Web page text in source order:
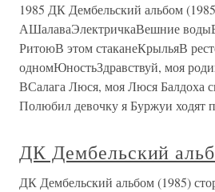
1985 ДК Дембельский альбом
АШалаваЭлектричкаВешние
РитоюВ этом стаканеКрыльяВ
одномЮностьЗдравствуй, моя
ВСалага Люся, моя Люся Балдоха
Полюбил девочку я Буржуи ходят
ДК Дембельский
ДК Дембельский альбом (1985)